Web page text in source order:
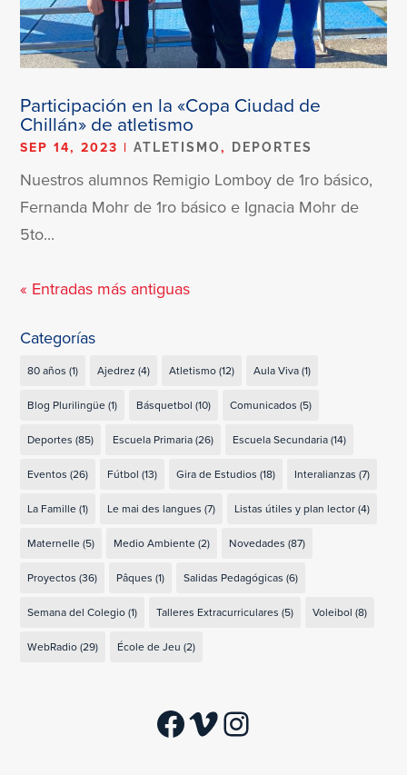
Participación en la «Copa Ciudad de
Chillán» de atletismo
SEP 14, 2023 |ATLETISMO, DEPORTES
Nuestros alumnos Remigio Lomboy de 1ro básico,
Fernanda Mohr de 1ro básico e Ignacia Mohr de
5to...
« Entradas más antiguas
Categorías
80 años (1) Ajedrez (4) Atletismo(12) Aula Viva(1)
Blog Plurilingüe(1) Básquetbol (10) Comunicados (5)
Deportes (85) Escuela Primaria(26) Escuela Secundaria(14)
Eventos (26) Fútbol (13) Gira de Estudios (18) Interalianzas (7)
La Famille(1) Le mai des langues (7) Listas útiles y plan lector(4)
Maternelle(5) Medio Ambiente(2) Novedades (87)
Proyectos (36) Pâques (1) Salidas Pedagógicas (6)
Semana del Colegio(1) Talleres Extracurriculares (5) Voleibol (8)
WebRadio(29) École de Jeu (2)
Facebook
VimeoInstagram